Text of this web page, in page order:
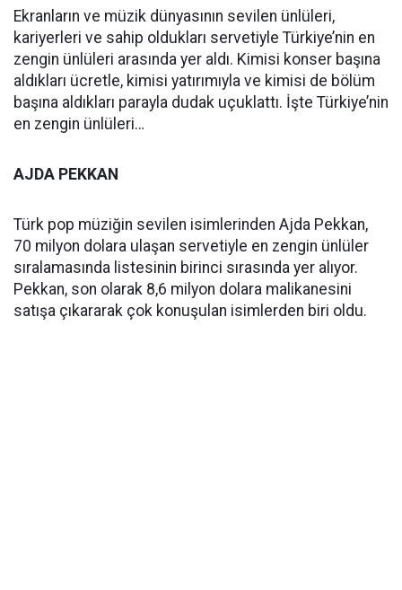
Ekranların ve müzik dünyasının sevilen ünlüleri,
kariyerleri ve sahip oldukları servetiyle Türkiye’nin en
zengin ünlüleri arasında yer aldı. Kimisi konser başına
aldıkları ücretle, kimisi yatırımıyla ve kimisi de bölüm
başına aldıkları parayla dudak uçuklattı. İşte Türkiye’nin
en zengin ünlüleri…
AJDA PEKKAN
Türk pop müziğin sevilen isimlerinden Ajda Pekkan,
70 milyon dolara ulaşan servetiyle en zengin ünlüler
sıralamasında listesinin birinci sırasında yer alıyor.
Pekkan, son olarak 8,6 milyon dolara malikanesini
satışa çıkararak çok konuşulan isimlerden biri oldu.